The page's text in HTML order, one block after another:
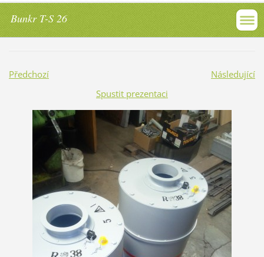
Bunkr T-S 26
Předchozí
Následující
Spustit prezentaci